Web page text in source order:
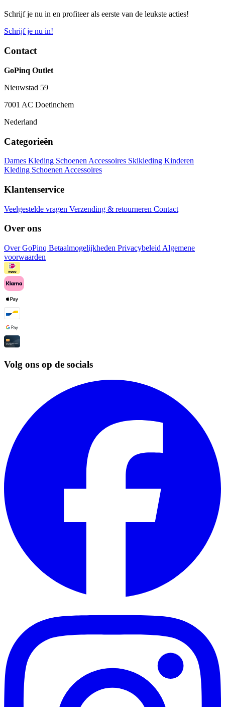
Schrijf je nu in en profiteer als eerste van de leukste acties!
Schrijf je nu in!
Contact
GoPinq Outlet
Nieuwstad 59
7001 AC Doetinchem
Nederland
Categorieën
Dames Kleding Schoenen Accessoires Skikleding Kinderen
Kleding Schoenen Accessoires
Klantenservice
Veelgestelde vragen Verzending & retourneren Contact
Over ons
Over GoPinq Betaalmogelijkheden Privacybeleid Algemene
voorwaarden
Volg ons op de socials